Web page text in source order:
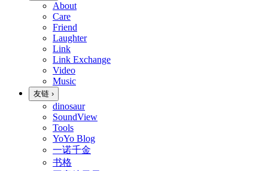
About
Care
Friend
Laughter
Link
Link Exchange
Video
Music
友链 ›
dinosaur
SoundView
Tools
YoYo Blog
一诺千金
书格